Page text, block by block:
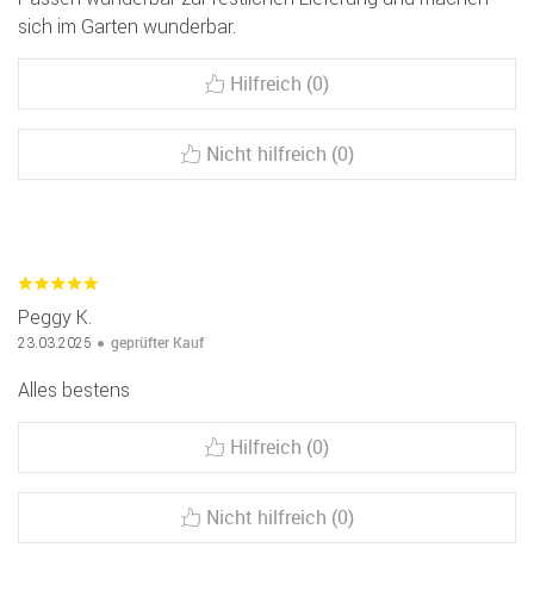
sich im Garten wunderbar.
Hilfreich (0)
Nicht hilfreich (0)
Peggy K.
23.03.2025 geprüfter Kauf
Alles bestens
Hilfreich (0)
Nicht hilfreich (0)